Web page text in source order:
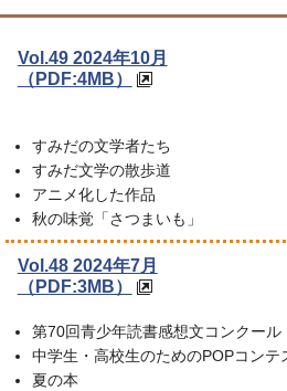
Vol.49 2024年10月
（PDF:4MB）
すみだの文学者たち
すみだ文学の散歩道
アニメ化した作品
秋の味覚「さつまいも」
Vol.48 2024年7月
（PDF:3MB）
第70回青少年読書感想文コンクール
中学生・高校生のためのPOPコン
夏の本